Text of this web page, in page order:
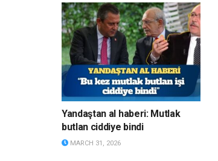
Yandaştan al haberi: Mutlak
butlan ciddiye bindi
MARCH 31, 2026